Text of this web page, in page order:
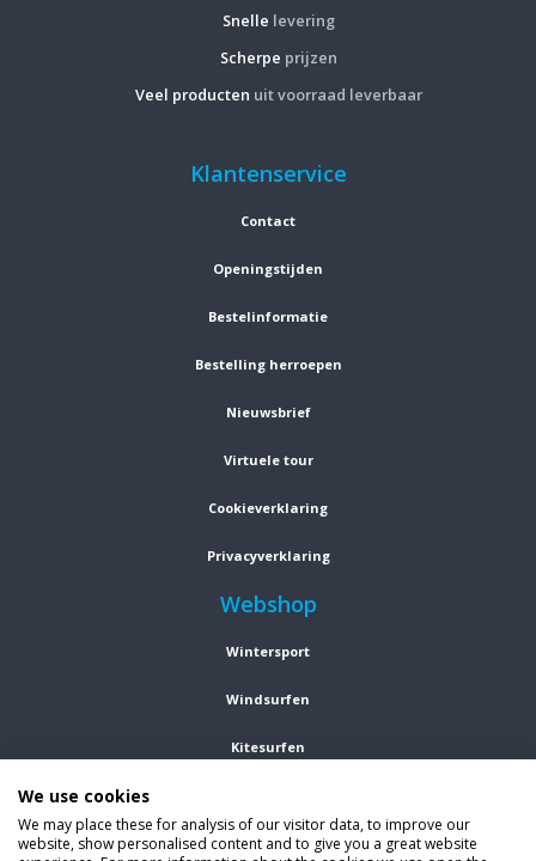
Snelle levering
Scherpe prijzen
Veel producten uit voorraad leverbaar
Klantenservice
Contact
Openingstijden
Bestelinformatie
Bestelling herroepen
Nieuwsbrief
Virtuele tour
Cookieverklaring
Privacyverklaring
Webshop
Wintersport
Windsurfen
Kitesurfen
Kleding
We use cookies
We may place these for analysis of our visitor data, to improve our
website, show personalised content and to give you a great website